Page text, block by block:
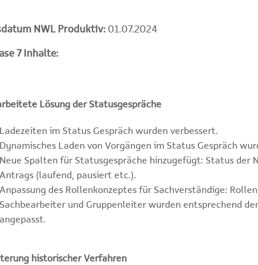
NWL Produktiv: 01.07.2024
7 Inhalte:
Lösung der Statusgespräche
Ladezeiten im Status Gespräch wurden verbessert.
Dynamisches Laden von Vorgängen im Status Gespräch
Neue Spalten für Statusgespräche hinzugefügt: Status der
Antrags (laufend, pausiert etc.).
Anpassung des Rollenkonzeptes für Sachverständige:
Sachbearbeiter und Gruppenleiter wurden entsprechend
angepasst.
historischer Verfahren